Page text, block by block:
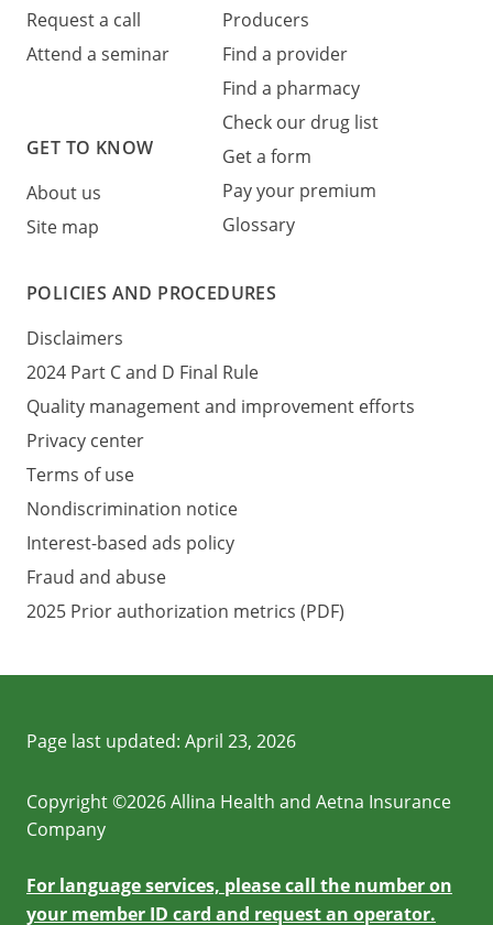
Request a call
Attend a seminar
GET TO KNOW
About us
Site map
Producers
Find a provider
Find a pharmacy
Check our drug list
Get a form
Pay your premium
Glossary
POLICIES AND PROCEDURES
Disclaimers
2024 Part C and D Final Rule
Quality management and improvement efforts
Privacy center
Terms of use
Nondiscrimination notice
Interest-based ads policy
Fraud and abuse
2025 Prior authorization metrics (PDF)
Page last updated: April 23, 2026
Copyright ©2026 Allina Health and Aetna Insurance
Company
For language services, please call the number on
your member ID card and request an operator.